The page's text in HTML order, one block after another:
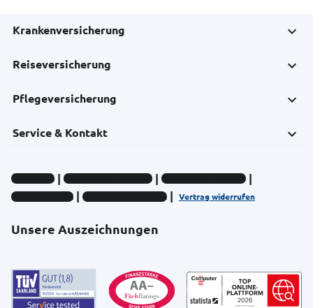
Krankenversicherung
Reiseversicherung
Pflegeversicherung
Service & Kontakt
Unsere Auszeichnungen
Impressum Datenschutz-Hinweise
Compliance-Hinweise
Barrierefreiheit
Cookie-Einstellungen Vertrag widerrufen